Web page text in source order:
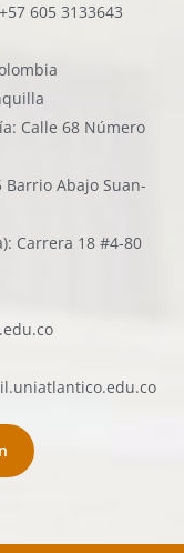
605 3133643
Calle 68 Número
Barrio Abajo Suan-
Carrera 18 #4-80